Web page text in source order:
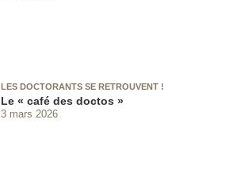
LES DOCTORANTS SE RETROUVENT !
Le « café des doctos »
3 mars 2026